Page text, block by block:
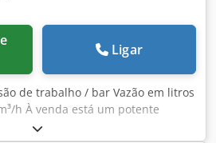
Ligar
de trabalho / bar Vazão em litros
h À venda está um potente
ALUP Solo 18 com potência do